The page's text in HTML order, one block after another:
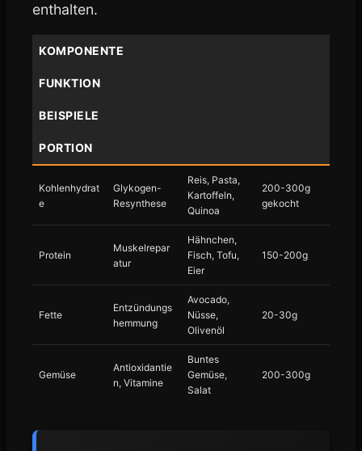
enthalten.
KOMPONENTE
FUNKTION
BEISPIELE
PORTION
Kohlenhydrat
e
Glykogen-
Resynthese
Reis, Pasta,
Kartoffeln,
Quinoa
200-300g
gekocht
Protein
Muskelrepar
atur
Hähnchen,
Fisch, Tofu,
Eier
150-200g
Fette
Entzündungs
hemmung
Avocado,
Nüsse,
Olivenöl
20-30g
Gemüse
Antioxidantie
n, Vitamine
Buntes
Gemüse,
Salat
200-300g